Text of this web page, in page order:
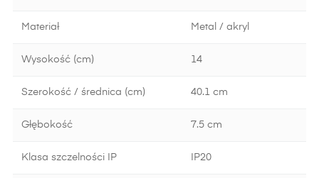
Materiał Metal / akryl
Wysokość (cm) 14
Szerokość / średnica (cm) 40.1 cm
Głębokość 7.5 cm
Klasa szczelności IP IP20